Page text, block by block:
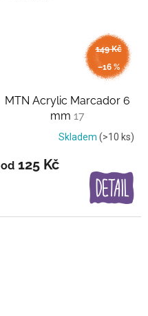
149 Kč
–16 %
MTN Acrylic Marcador 6
mm 17
Skladem (>10 ks)
od 125 Kč